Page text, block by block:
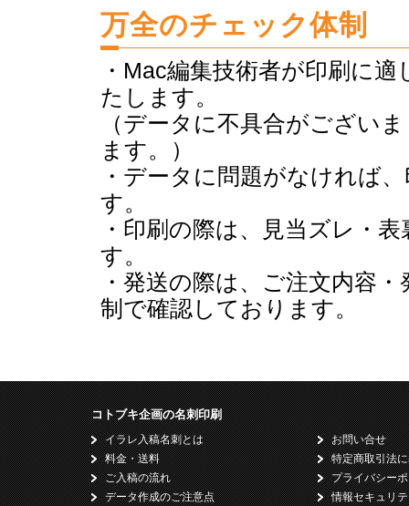
万全のチェック体制
・Mac編集技術者が印刷に
たします。
（データに不具合がござい
ます。）
・データに問題がなければ
す。
・印刷の際は、見当ズレ・
す。
・発送の際は、ご注文内容
制で確認しております。
コトブキ企画の名刺印刷
イラレ入稿名刺とは
料金・送料
ご入稿の流れ
データ作成のご注意点
お問い合せ
特定商取引法
プライバシー
情報セキュリ